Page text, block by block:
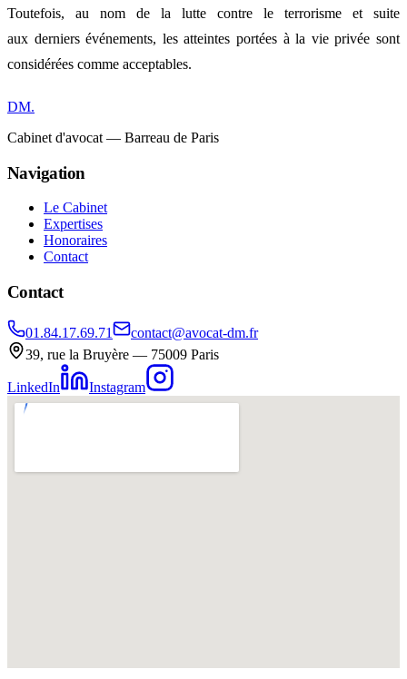
Toutefois, au nom de la lutte contre le terrorisme et suite
aux derniers événements, les atteintes portées à la vie privée sont
considérées comme acceptables.
DM.
Cabinet d'avocat — Barreau de Paris
Navigation
Le Cabinet
Expertises
Honoraires
Contact
Contact
01.84.17.69.71
contact@avocat-dm.fr
39, rue la Bruyère — 75009 Paris
LinkedIn Instagram